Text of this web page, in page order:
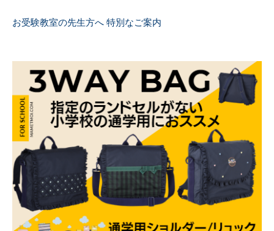
お受験教室の先生方へ 特別なご案内